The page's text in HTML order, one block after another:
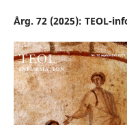
Årg. 72 (2025): TEOL-